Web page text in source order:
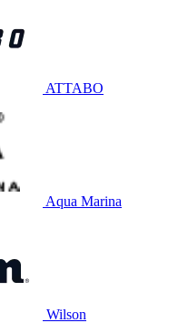
ATTABO
Aqua Marina
Wilson